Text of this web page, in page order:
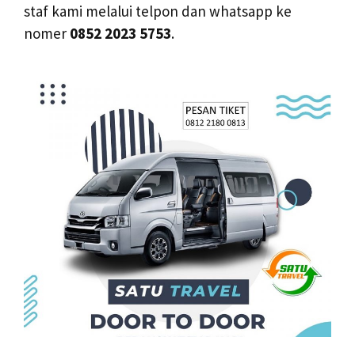
staf kami melalui telpon dan whatsapp ke
nomer 0852 2023 5753.